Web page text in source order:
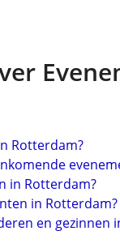
Rotterdam?
in Rotterdam?
in Rotterdam?
en gezinnen